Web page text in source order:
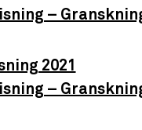
–
2021
–